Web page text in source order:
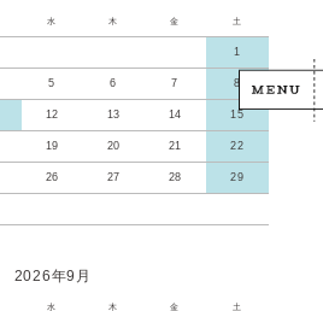
水 木 金 土
1
5 6 7 8
12 13 14 15
19 20 21 22
26 27 28 29
2026年9月
水 木 金 土